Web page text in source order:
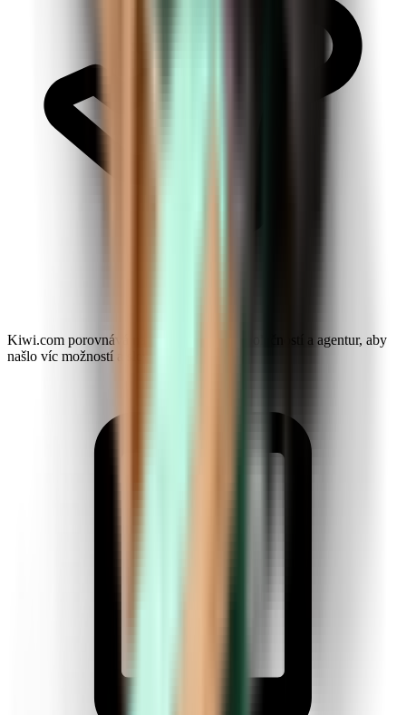
Kiwi.com porovnává nabídky leteckých společností a agentur, aby
našlo víc možností a slev.